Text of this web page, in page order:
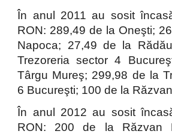
În anul 2011 au sosit
RON: 289,49 de la Oneşti;
Napoca; 27,49 de la
Trezoreria sector 4
Târgu Mureş; 299,98 de la
6 Bucureşti; 100 de la
În anul 2012 au sosit
RON: 200 de la Răzvan